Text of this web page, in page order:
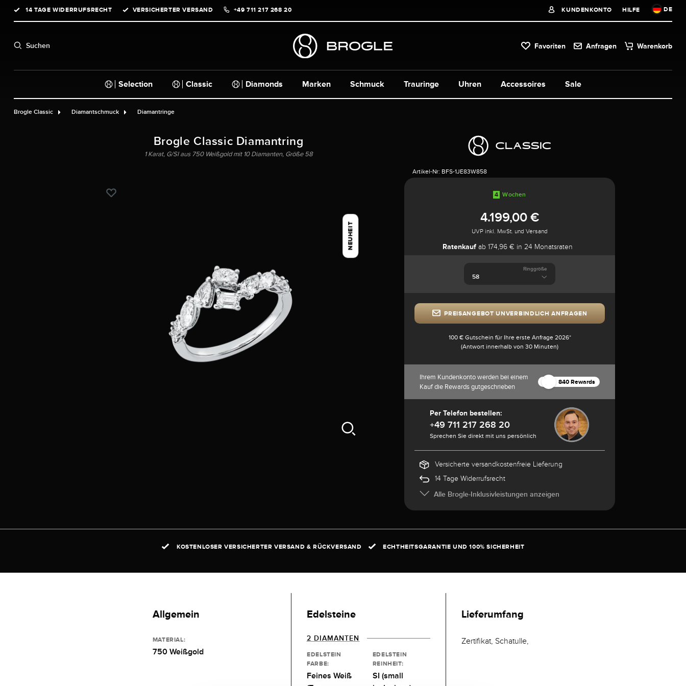
Zur Hauptnavigation springen
14 TAGE WIDERRUFSRECHT VERSICHERTER VERSAND +49 711 217 268 20 KUNDENKONTO HILFE DE
Suchen Favoriten Anfragen Warenkorb
Selection Classic Diamonds Marken Schmuck Uhren Accessoires Sale
Trauringe
Brogle Classic Diamantschmuck Diamantringe
Brogle Classic Diamantring
1 Karat, G/SI aus 750 Weißgold mit 10 Diamanten, Größe 58
NEUHEIT
Artikel-Nr: BFS-1JE83W858
4 Wochen
4.199,00 €
UVP inkl. MwSt. und Versand
Ratenkauf ab 174,96 € in 24 Monatsraten
Ringgröße
PREISANGEBOT UNVERBINDLICH ANFRAGEN
100 € Gutschein für Ihre erste Anfrage 2026*
(Antwort innerhalb von 30 Minuten)
Ihrem Kundenkonto werden bei einem
Kauf die Rewards gutgeschrieben
840 Rewards
Per Telefon bestellen:
+49 711 217 268 20
Sprechen Sie direkt mit uns persönlich
Versicherte versandkostenfreie Lieferung
14 Tage Widerrufsrecht
Alle Brogle-Inklusivleistungen anzeigen
KOSTENLOSER VERSICHERTER VERSAND & RÜCKVERSAND ECHTHEITSGARANTIE UND 100% SICHERHEIT
Allgemein
MATERIAL:
750 Weißgold
Edelsteine
2 DIAMANTEN
EDELSTEIN
FARBE:
Feines Weiß
EDELSTEIN
REINHEIT:
SI (small
Lieferumfang
Zertifikat, Schatulle,